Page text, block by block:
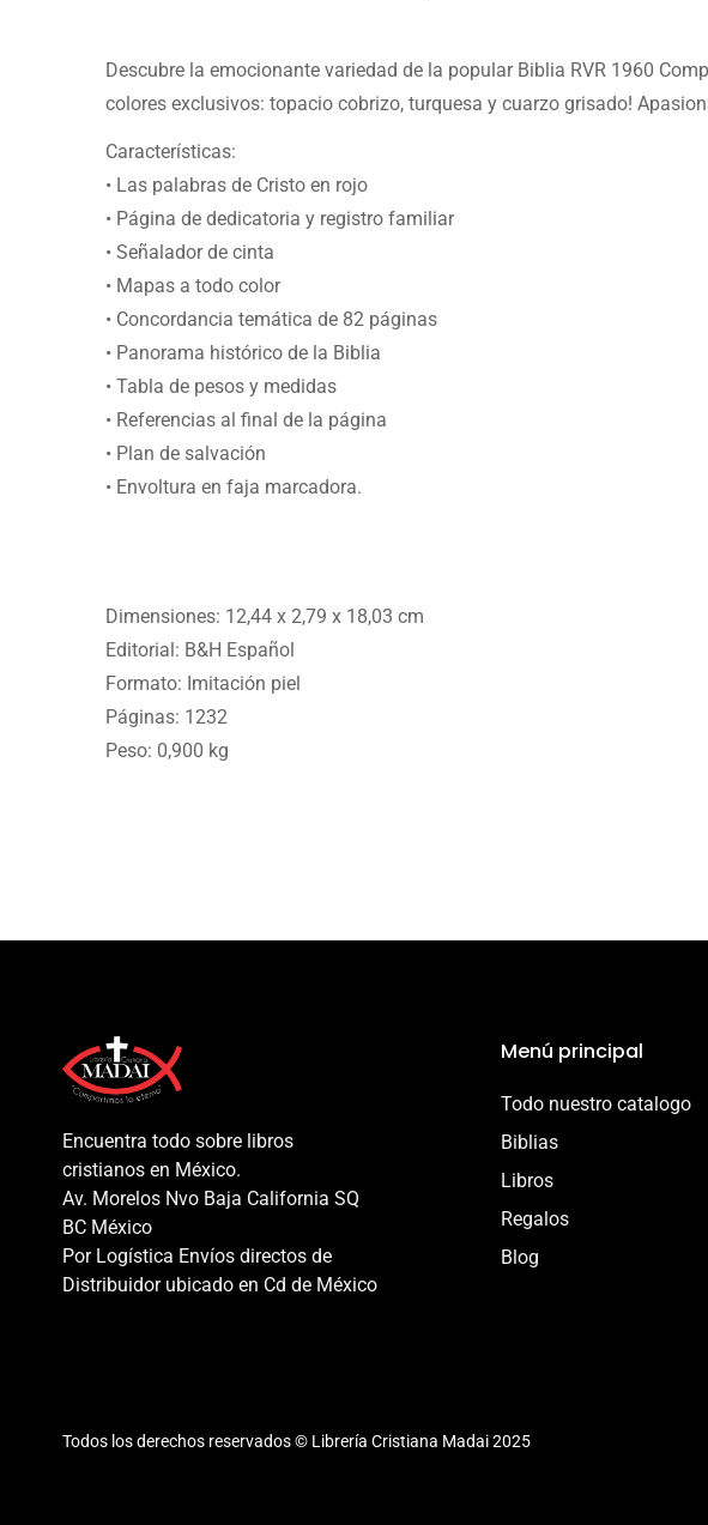
Descubre la emocionante variedad de la popular Biblia RVR 1960
colores exclusivos: topacio cobrizo, turquesa y cuarzo grisado!
Características:
• Las palabras de Cristo en rojo
• Página de dedicatoria y registro familiar
• Señalador de cinta
• Mapas a todo color
• Concordancia temática de 82 páginas
• Panorama histórico de la Biblia
• Tabla de pesos y medidas
• Referencias al final de la página
• Plan de salvación
• Envoltura en faja marcadora.
Dimensiones: 12,44 x 2,79 x 18,03 cm
Editorial: B&H Español
Formato: Imitación piel
Páginas: 1232
Peso: 0,900 kg
Encuentra todo sobre libros
cristianos en México.
Av. Morelos Nvo Baja California SQ
BC México
Por Logística Envíos directos de
Distribuidor ubicado en Cd de México
Menú principal
Todo nuestro catalogo
Biblias
Libros
Regalos
Blog
Todos los derechos reservados © Librería Cristiana Madai 2025